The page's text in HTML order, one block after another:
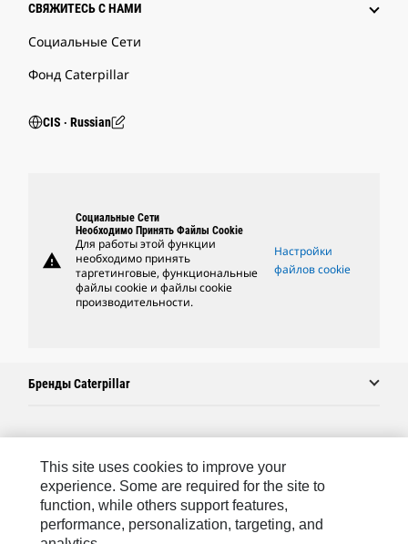
СВЯЖИТЕСЬ С НАМИ
Социальные Сети
Фонд Caterpillar
CIS ‧ Russian
warning
Социальные Сети
Необходимо Принять Файлы Cookie
Для работы этой функции
необходимо принять
таргетинговые, функциональные
файлы cookie и файлы cookie
производительности.
Настройки
файлов cookie
Бренды Caterpillar
Связаться С Caterpillar
Карта Сайта
This site uses cookies to improve your
experience. Some are required for the site to
function, while others support features,
performance, personalization, targeting, and